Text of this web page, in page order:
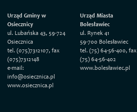
Urząd Gminy w
Osiecznicy
ul. Lubańska 43, 59-724
Osiecznica
tel. (075)7312107, fax
(075)7312148
e-mail:
info@osiecznica.pl
www.osiecznica.pl
Urząd Miasta
Bolesławiec
ul. Rynek 41
59-700 Bolesławiec
tel. (75) 64-56-400, fax
(75) 64-56-402
www.bolesławiec.pl